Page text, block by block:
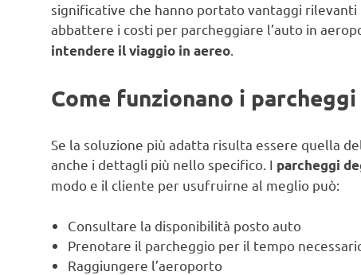
significative che hanno portato vantaggi
abbattere i costi per parcheggiare l’auto in
intendere il viaggio in aereo.
Come funzionano i
Se la soluzione più adatta risulta essere quella
anche i dettagli più nello specifico. I parcheggi
modo e il cliente per usufruirne al meglio può:
Consultare la disponibilità posto auto
Prenotare il parcheggio per il tempo
Raggiungere l’aeroporto